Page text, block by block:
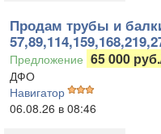
Продам трубы и
Предложение 65 000
ДФО
Навигатор
06.08.26 в 08:46